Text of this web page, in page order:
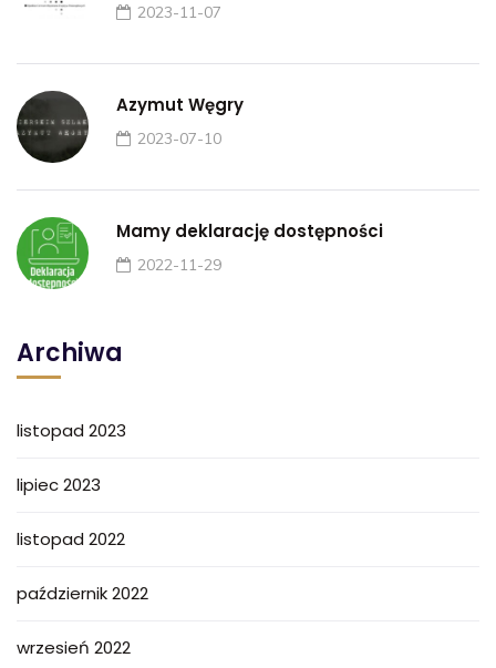
2023-11-07
Azymut Węgry
2023-07-10
Mamy deklarację dostępności
2022-11-29
Archiwa
listopad 2023
lipiec 2023
listopad 2022
październik 2022
wrzesień 2022